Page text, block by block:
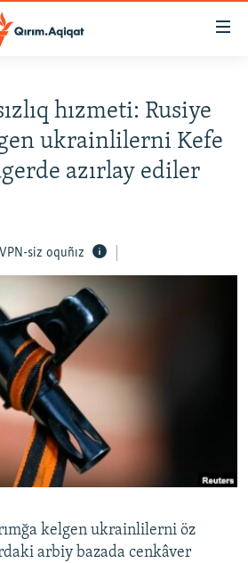
hızmeti: Rusiye
ukrainlilerni Kefe
azırlay ediler
VPN-siz oquñız
kelgen ukrainlilerni öz
arbiy bazada cenkâver